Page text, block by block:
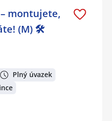
montujete,
(M) 🛠️
Plný úvazek